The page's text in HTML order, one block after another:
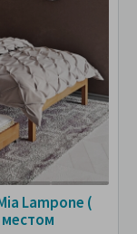
Lampone (